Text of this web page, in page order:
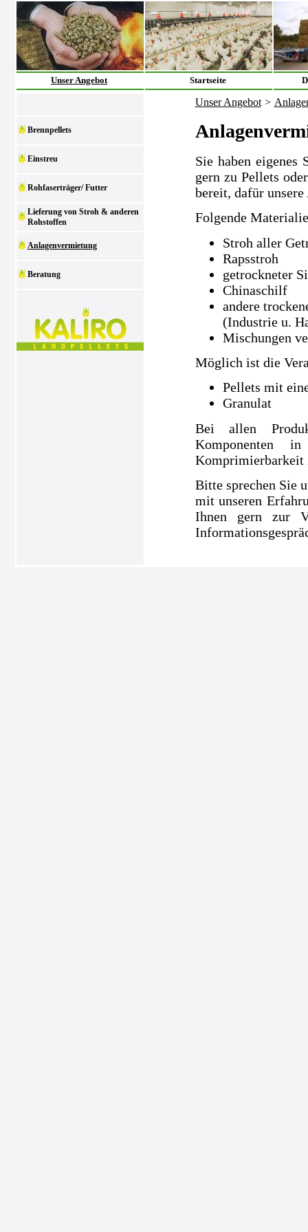
Unser Angebot Startseite
Brennpellets
Einstreu
Rohfaserträger/ Futter
Lieferung von Stroh & anderen
Rohstoffen
Anlagenvermietung
Beratung
Unser Angebot >
Sie haben eigenes
gern zu Pellets
bereit, dafür
Folgende
Stroh aller
Rapsstroh
getrockneter
Chinaschilf
andere
(Industrie u.
Mischungen
Möglich ist die
Pellets mit
Granulat
Bei allen
Komponenten
Bitte sprechen Sie
mit unseren
Ihnen gern zur